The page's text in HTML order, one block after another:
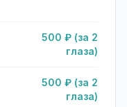
500 ₽ (за 2
глаза)
500 ₽ (за 2
глаза)